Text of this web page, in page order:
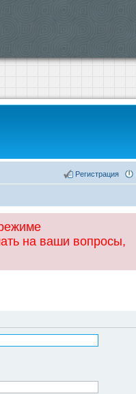
Регистрация
на ваши вопросы,